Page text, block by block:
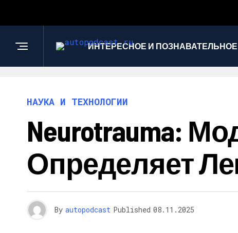
ИНТЕРЕСНОЕ И ПОЗНАВАТЕЛЬНОЕ
НАУКА И ТЕХНОЛОГИИ
Neurotrauma:
Определяет
By autopodcast Published 08.11.2025